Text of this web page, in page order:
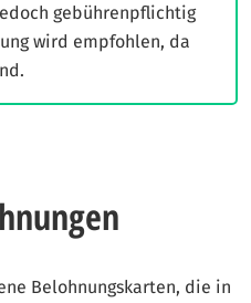
gebührenpflichtig
wird empfohlen, da
Belohnungskarten, die in